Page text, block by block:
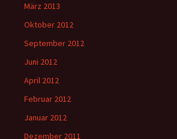
März 2013
Oktober 2012
September 2012
Juni 2012
April 2012
Februar 2012
Januar 2012
Dezember 2011